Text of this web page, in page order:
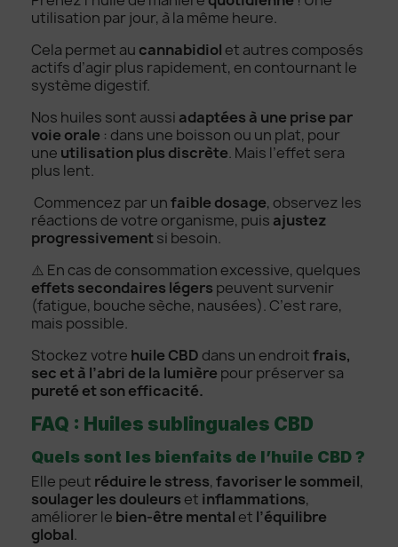
utilisation par jour, à la même heure.
Cela permet au cannabidiol et autres composés
actifs d’agir plus rapidement, en contournant le
système digestif.
Nos huiles sont aussi adaptées à une prise par
voie orale : dans une boisson ou un plat, pour
une utilisation plus discrète. Mais l’effet sera
plus lent.
Commencez par unfaible dosage, observez les
réactions de votre organisme, puis ajustez
progressivementsi besoin.
⚠️ En cas de consommation excessive, quelques
effets secondaires légers peuvent survenir
(fatigue, bouche sèche, nausées). C’est rare,
mais possible.
Stockez votre huile CBD dans un endroitfrais,
sec et à l’abri de la lumière pour préserver sa
pureté et son efficacité.
FAQ : Huiles sublinguales CBD
Quels sont les bienfaits de l’huile CBD ?
Elle peut réduire le stress,favoriser le sommeil,
soulager les douleurs et inflammations,
améliorer le bien-être mental et l’équilibre
global.